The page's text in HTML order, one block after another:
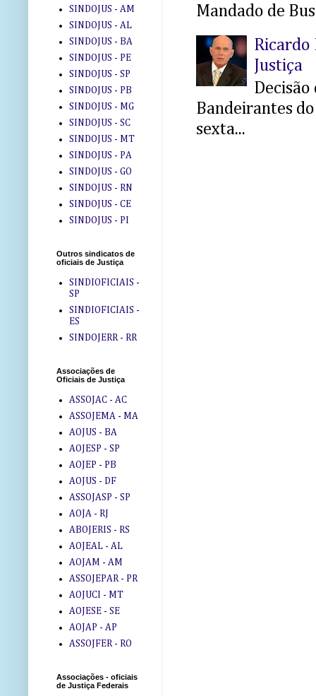
Mandado de
Ricardo
Justiça
Decisão
Bandeirantes
sexta...
SINDOJUS - AM
SINDOJUS - AL
SINDOJUS - BA
SINDOJUS - PE
SINDOJUS - SP
SINDOJUS - PB
SINDOJUS - MG
SINDOJUS - SC
SINDOJUS - MT
SINDOJUS - PA
SINDOJUS - GO
SINDOJUS - RN
SINDOJUS - CE
SINDOJUS - PI
Outros sindicatos de
oficiais de Justiça
SINDIOFICIAIS -
SP
SINDIOFICIAIS -
ES
SINDOJERR - RR
Associações de
Oficiais de Justiça
ASSOJAC - AC
ASSOJEMA - MA
AOJUS - BA
AOJESP - SP
AOJEP - PB
AOJUS - DF
ASSOJASP - SP
AOJA - RJ
ABOJERIS - RS
AOJEAL - AL
AOJAM - AM
ASSOJEPAR - PR
AOJUCI - MT
AOJESE - SE
AOJAP - AP
ASSOJFER - RO
Associações - oficiais
de Justiça Federais